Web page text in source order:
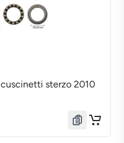
sterzo 2010